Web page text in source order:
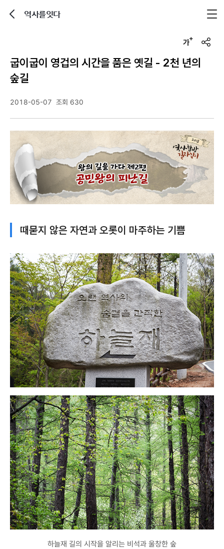
역사를잇다
u
굽이굽이 영겁의 시간을 품은 옛길 - 2천 년의
숲길
2018-05-07 조회 630
때묻지 않은 자연과 오롯이 마주하는 기쁨
하늘재 길의 시작을 알리는 비석과 울창한 숲